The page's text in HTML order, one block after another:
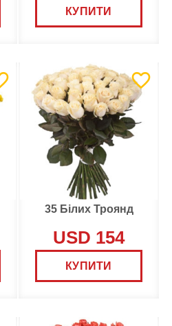
КУПИТИ
35 Білих Троянд
USD 154
КУПИТИ